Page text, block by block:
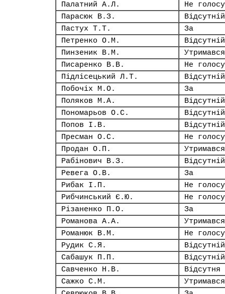
Палатний А.Л.
Не
Парасюк В.З.
Відсутній
Пастух Т.Т.
За
Петренко О.М.
Відсутній
Пинзеник В.М.
Утримався
Писаренко В.В.
Не
Підлісецький Л.Т.
Відсутній
Побочіх М.О.
За
Поляков М.А.
Відсутній
Пономарьов О.С.
Відсутній
Попов І.В.
Відсутній
Пресман О.С.
Не
Продан О.П.
Утримався
Рабінович В.З.
Відсутній
Ревега О.В.
За
Рибак І.П.
Не
Рибчинський Є.Ю.
Не
Різаненко П.О.
За
Романова А.А.
Утримався
Романюк В.М.
Не
Рудик С.Я.
Відсутній
Сабашук П.П.
Відсутній
Савченко Н.В.
Відсутня
Сажко С.М.
Утримався